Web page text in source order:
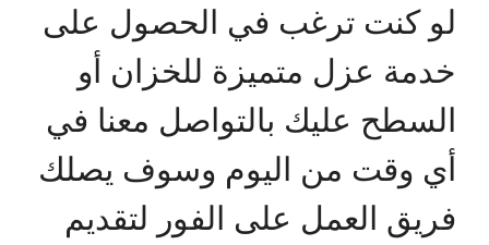
لو كنت ترغب في الحصول على
خدمة عزل متميزة للخزان أو
السطح عليك بالتواصل معنا في
أي وقت من اليوم وسوف يصلك
فريق العمل على الفور لتقديم